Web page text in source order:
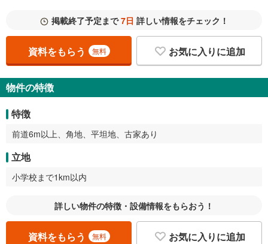
掲載終了予定まで7日 詳しい情報をチェック！
資料をもらう 無料 お気に入りに追加
物件の特徴
特徴
前道6m以上、角地、平坦地、古家あり
立地
小学校まで1km以内
詳しい物件の特徴・設備情報をもらおう！
資料をもらう 無料 お気に入りに追加